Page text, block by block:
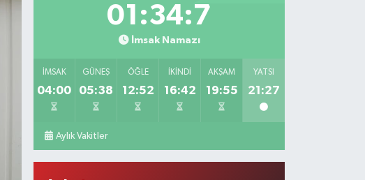
01:34:7
İmsak Namazı
İMSAK
04:00
GÜNEŞ
05:38
ÖĞLE
12:52
İKINDI
16:42
AKŞAM
19:55
YATSI
21:27
Aylık Vakitler